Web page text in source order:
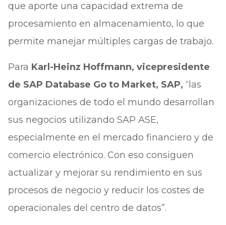
que aporte una capacidad extrema de
procesamiento en almacenamiento, lo que
permite manejar múltiples cargas de trabajo.
Para Karl-Heinz Hoffmann, vicepresidente
de SAP Database Go to Market, SAP, “las
organizaciones de todo el mundo desarrollan
sus negocios utilizando SAP ASE,
especialmente en el mercado financiero y de
comercio electrónico. Con eso consiguen
actualizar y mejorar su rendimiento en sus
procesos de negocio y reducir los costes de
operacionales del centro de datos”.